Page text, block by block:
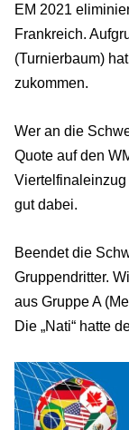
EM 2021
Frankreich.
(Turnierbaum)
zukommen.
Wer an die
Quote auf den
Viertelfinaleinzug
gutdabei.
Beendet die
Gruppendritter.
aus Gruppe A
Die „Nati“ hatte